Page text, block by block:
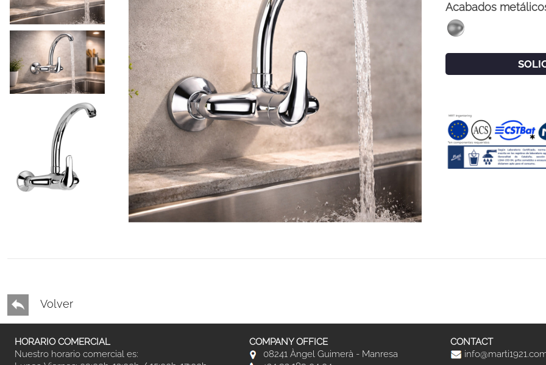
Acabados
Volver
HORARIO COMERCIAL
Nuestro horario comercial es:
COMPANY OFFICE
08241 Àngel Guimerà - Manresa
CONTACT